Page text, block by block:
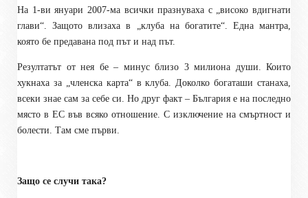
На 1-ви януари 2007-ма всички празнуваха с „високо вдигнати
глави“. Защото влизаха в „клуба на богатите“. Една мантра,
която бе предавана под път и над път.
Резултатът от нея бе – минус близо 3 милиона души. Които
хукнаха за „членска карта“ в клуба. Доколко богаташи станаха,
всеки знае сам за себе си. Но друг факт – България е на последно
място в ЕС във всяко отношение. С изключение на смъртност и
болести. Там сме първи.
Защо се случи така?